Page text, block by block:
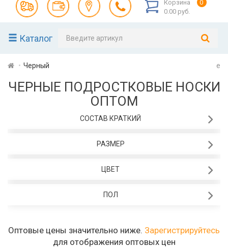
Корзина
0
0.00 руб.
Каталог
Черный e
ЧЕРНЫЕ ПОДРОСТКОВЫЕ НОСКИ
ОПТОМ
СОСТАВ КРАТКИЙ
РАЗМЕР
ЦВЕТ
ПОЛ
Оптовые цены значительно ниже. Зарегистрируйтесь
для отображения оптовых цен